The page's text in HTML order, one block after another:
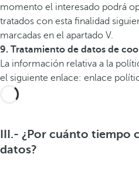
momento el interesado podrá
tratados con esta finalidad
marcadas en el apartado V.
9. Tratamiento de datos de
La información relativa a la
el siguiente enlace: enlace
III.- ¿Por cuánto tiempo
datos?